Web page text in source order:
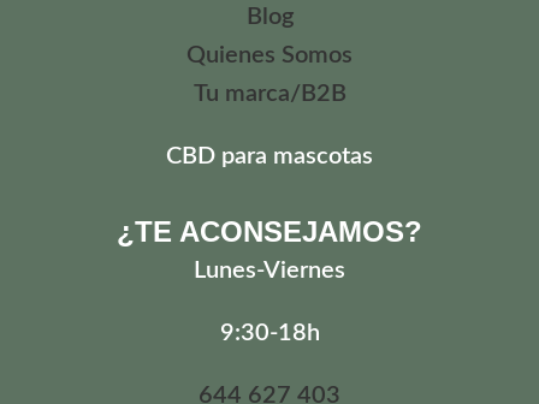
Blog
Quienes Somos
Tu marca/B2B
CBD para mascotas
¿TE ACONSEJAMOS?
Lunes-Viernes
9:30-18h
644 627 403